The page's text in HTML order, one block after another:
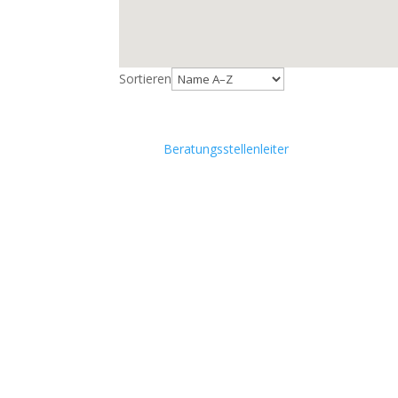
Sortieren
Beratungsstellenleiter